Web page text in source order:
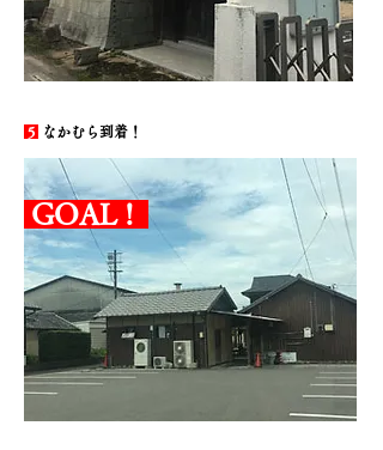
5 なかむら到着！
GOAL !